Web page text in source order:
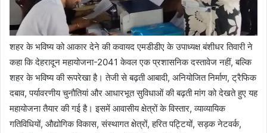
शहर के भविष्य को आकार देने की कवायद एमडीडीए के उपाध्यक्ष बंशीधर तिवारी ने
कहा कि देहरादून महायोजना-2041 केवल एक प्रशासनिक दस्तावेज नहीं, बल्कि
शहर के भविष्य की रूपरेखा है। तेजी से बढ़ती आबादी, अनियोजित निर्माण, ट्रैफिक
दबाव, पर्यावरणीय चुनौतियां और आधारभूत सुविधाओं की बढ़ती मांग को देखते हुए यह
महायोजना तैयार की गई है। इसमें आवासीय क्षेत्रों के विस्तार, व्याव्यायिक
गतिविधियों, औद्योगिक विकास, संस्थागत क्षेत्रों, हरित पट्टियों, सड़क नेटवर्क,